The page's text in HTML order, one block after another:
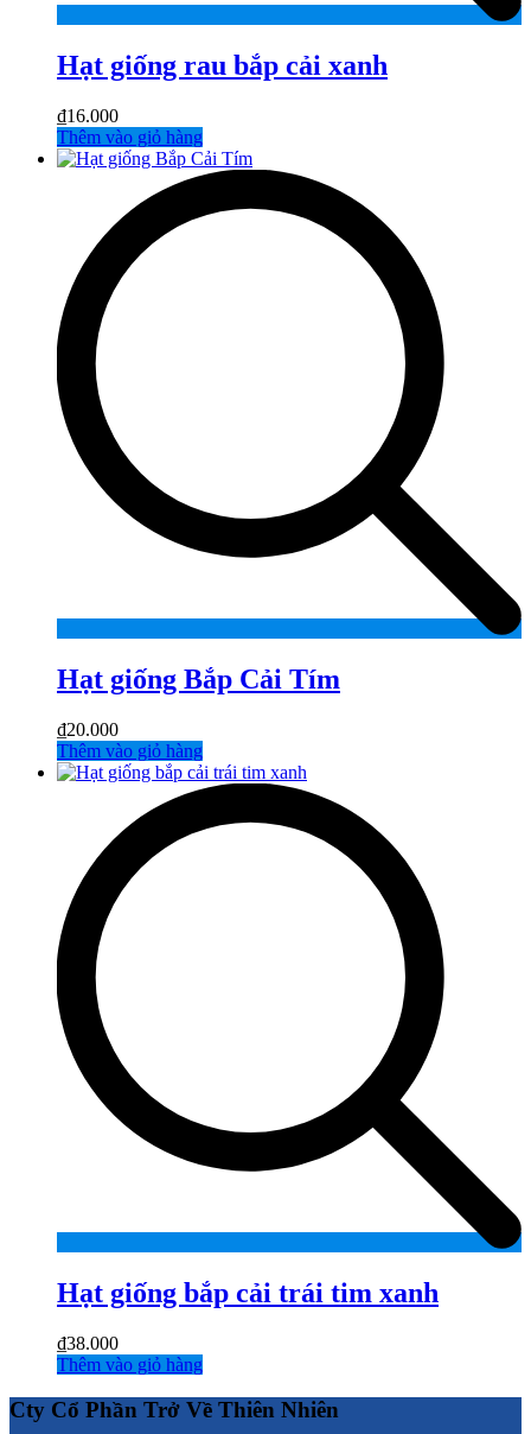
Hạt giống rau bắp cải xanh
₫16.000
Thêm vào giỏ hàng
Hạt giống Bắp Cải Tím
₫20.000
Thêm vào giỏ hàng
Hạt giống bắp cải trái tim xanh
₫38.000
Thêm vào giỏ hàng
Cty Cổ Phần Trở Về Thiên Nhiên